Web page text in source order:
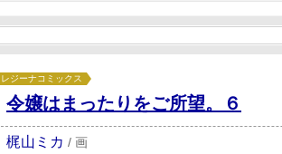
レジーナコミックス
令嬢はまったりをご所望。６
梶山ミカ / 画